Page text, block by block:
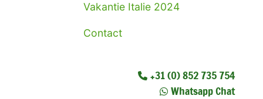
Vakantie Italie 2024
Contact
+31 (0) 852 735 754
Whatsapp Chat